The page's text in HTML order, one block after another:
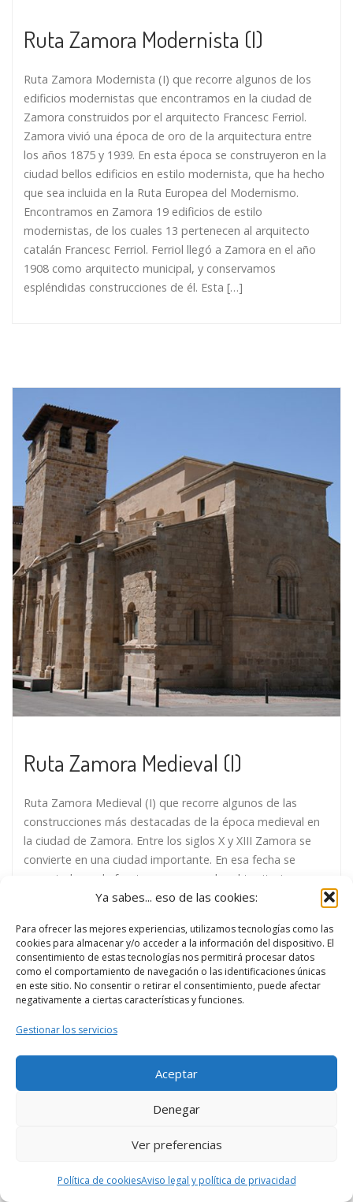
Ya sabes... eso de las cookies:
Para ofrecer las mejores experiencias, utilizamos tecnologías como las
cookies para almacenar y/o acceder a la información del dispositivo. El
consentimiento de estas tecnologías nos permitirá procesar datos
como el comportamiento de navegación o las identificaciones únicas
en este sitio. No consentir o retirar el consentimiento, puede afectar
negativamente a ciertas características y funciones.
Gestionar los servicios
Aceptar
Denegar
Ver preferencias
Política de cookiesAviso legal y política de privacidad
Ruta Zamora Modernista (I)
Ruta Zamora Modernista (I) que recorre algunos de los
edificios modernistas que encontramos en la ciudad de
Zamora construidos por el arquitecto Francesc Ferriol.
Zamora vivió una época de oro de la arquitectura entre
los años 1875 y 1939. En esta época se construyeron en la
ciudad bellos edificios en estilo modernista, que ha hecho
que sea incluida en la Ruta Europea del Modernismo.
Encontramos en Zamora 19 edificios de estilo
modernistas, de los cuales 13 pertenecen al arquitecto
catalán Francesc Ferriol. Ferriol llegó a Zamora en el año
1908 como arquitecto municipal, y conservamos
espléndidas construcciones de él. Esta […]
Ruta Zamora Medieval (I)
Ruta Zamora Medieval (I) que recorre algunos de las
construcciones más destacadas de la época medieval en
la ciudad de Zamora. Entre los siglos X y XIII Zamora se
convierte en una ciudad importante. En esa fecha se
encontraba en la frontera que marcaba el territorio
cristiano del musulmán, lo que la convierte en una de las
según avanza la conquista hacia el sur, Zamora irá
perdiendo importancia. Zamora era una de las ciudades
más importantes del Reino de León. Puedes completar la
ruta con la Ruta Zamora Medieval (II). 1ª Parada: Iglesia